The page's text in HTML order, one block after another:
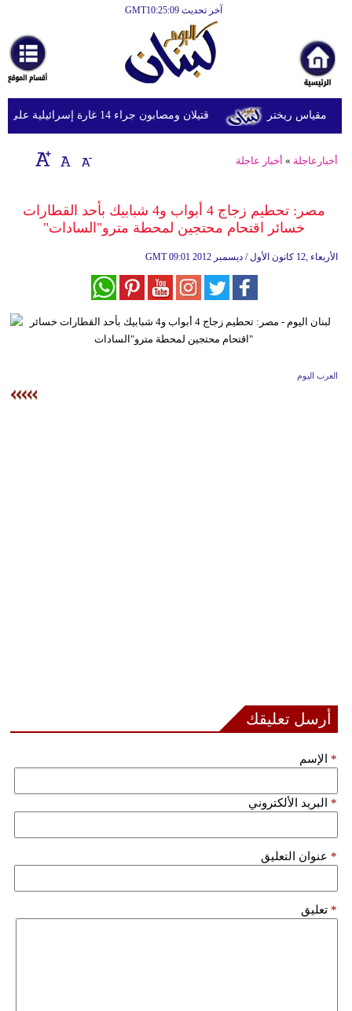
آخر تحديث GMT10:25:09
أخبارعاجلة
رياضة
ثقافة
إقتصاد
وموسيقى
ديكور
قتيلان ومصابون جراء 14 غارة إسرائيلية على شرق وجنوب لبنان
أخبارعاجلة » أخبار عاجلة
مصر: تحطيم زجاج 4 أبواب و4 شبابيك بأحد القطارات
خسائر اقتحام محتجين لمحطة مترو"السادات"
GMT 09:01 2012 الأربعاء ,12 كانون الأول / ديسمبر
العرب اليوم
أرسل تعليقك
الإسم *
البريد الألكتروني *
عنوان التعليق *
تعليق *